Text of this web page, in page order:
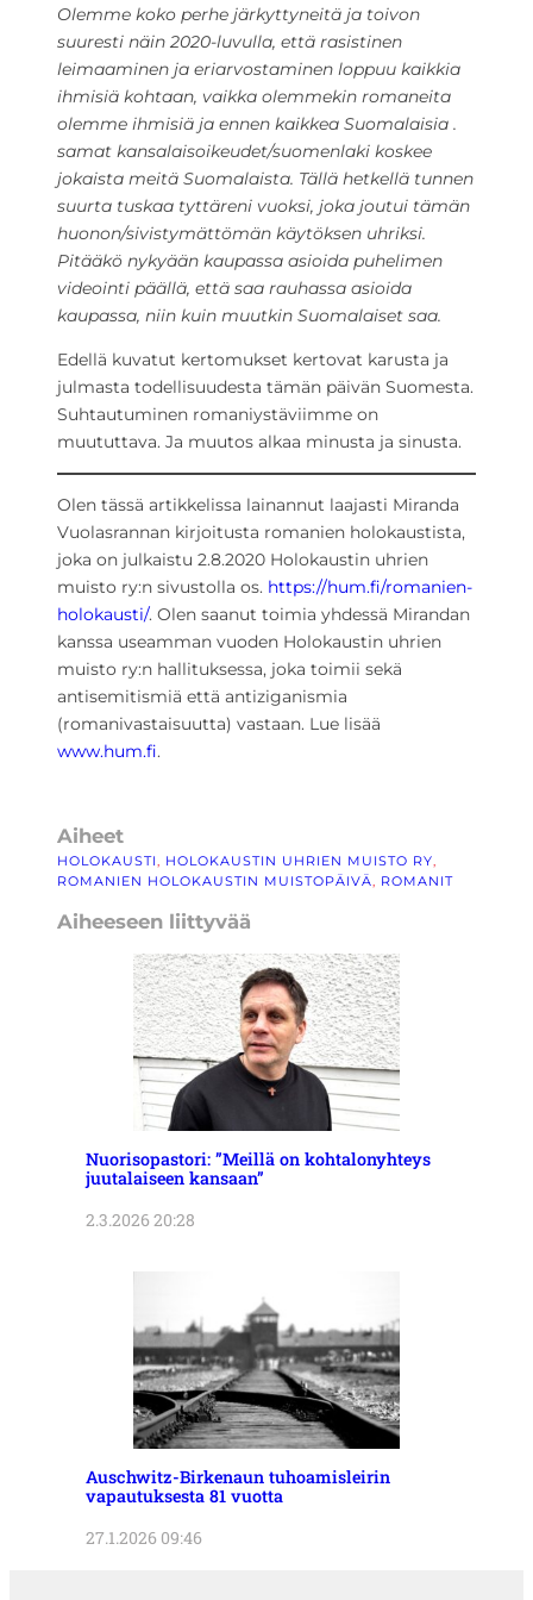
Olemme koko perhe järkyttyneitä ja toivon
suuresti näin 2020-luvulla, että rasistinen
leimaaminen ja eriarvostaminen loppuu kaikkia
ihmisiä kohtaan, vaikka olemmekin romaneita
olemme ihmisiä ja ennen kaikkea Suomalaisia .
samat kansalaisoikeudet/suomenlaki koskee
jokaista meitä Suomalaista. Tällä hetkellä tunnen
suurta tuskaa tyttäreni vuoksi, joka joutui tämän
huonon/sivistymättömän käytöksen uhriksi.
Pitääkö nykyään kaupassa asioida puhelimen
videointi päällä, että saa rauhassa asioida
kaupassa, niin kuin muutkin Suomalaiset saa.
Edellä kuvatut kertomukset kertovat karusta ja
julmasta todellisuudesta tämän päivän Suomesta.
Suhtautuminen romaniystäviimme on
muututtava. Ja muutos alkaa minusta ja sinusta.
Olen tässä artikkelissa lainannut laajasti Miranda
Vuolasrannan kirjoitusta romanien holokaustista,
joka on julkaistu 2.8.2020 Holokaustin uhrien
muisto ry:n sivustolla os. https://hum.fi/romanien-
holokausti/. Olen saanut toimia yhdessä Mirandan
kanssa useamman vuoden Holokaustin uhrien
muisto ry:n hallituksessa, joka toimii sekä
antisemitismiä että antiziganismia
(romanivastaisuutta) vastaan. Lue lisää
www.hum.fi.
Aiheet
HOLOKAUSTI HOLOKAUSTIN UHRIEN MUISTO RY
ROMANIEN HOLOKAUSTIN MUISTOPÄIVÄ
ROMANIT
Aiheeseen liittyvää
Nuorisopastori: ”Meillä on kohtalonyhteys
juutalaiseen kansaan”
2.3.2026 20:28
Auschwitz-Birkenaun tuhoamisleirin
vapautuksesta 81 vuotta
27.1.2026 09:46